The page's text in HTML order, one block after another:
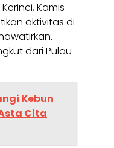
Kamis
aktivitas di
dari Pulau
Kebun
Cita